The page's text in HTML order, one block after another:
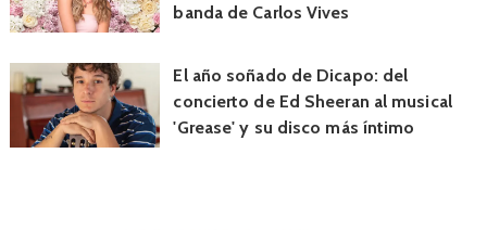
banda de Carlos Vives
El año soñado de Dicapo: del
concierto de Ed Sheeran al musical
'Grease' y su disco más íntimo